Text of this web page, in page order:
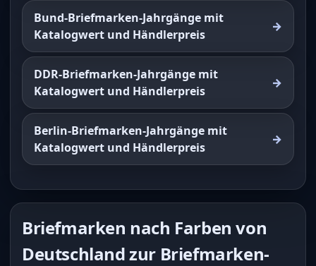
Bund-Briefmarken-Jahrgänge mit
Katalogwert und Händlerpreis
DDR-Briefmarken-Jahrgänge mit
Katalogwert und Händlerpreis
Berlin-Briefmarken-Jahrgänge mit
Katalogwert und Händlerpreis
Briefmarken nach Farben von
Deutschland zur Briefmarken-